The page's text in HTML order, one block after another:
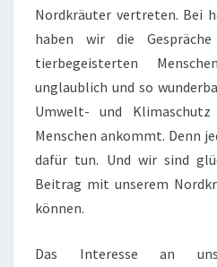
Nordkräuter vertreten. Bei
haben wir die
tierbegeisterten
unglaublich und so
Umwelt- und
Menschen ankommt. Denn
dafür tun. Und wir sind
Beitrag mit unserem
können.
Das Interesse an